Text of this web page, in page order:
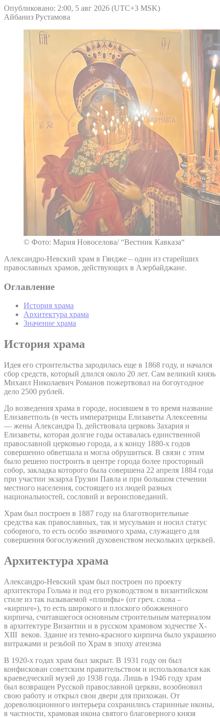
Опубликовано: 2:00, 5 авг 2026 (UTC+3 MSK)
Айбаниз Рустамова
© Фото: Мария Новоселова/ “Вестник Кавказа“
Александро-Невский храм в Гяндже – один из старейших
православных храмов, действующих в Азербайджане.
Оглавление
История храма
Архитектура храма
Значение храма
История храма
Идея его строительства зародилась еще в 1868 году, и начался
сбор средств, который длился около 20 лет. Сам великий князь
Михаил Николаевич Романов пожертвовал на богоугодное
дело 2500 рублей.
До возведения храма в городе, носившем в то время название
Елизаветполь (в честь императрицы Елизаветы Алексеевны
— жены Александра I), действовала церковь Захария и
Елизаветы, которая долгие годы оставалась единственной
православной церковью города, а к концу 1880-х годов
совершенно обветшала и могла обрушиться. В связи с этим
было решено построить в центре города более просторный
собор, закладка которого была совершена 22 апреля 1884 года
при участии экзарха Грузии Павла и при большом стечении
местного населения, состоящего из людей разных
национальностей, сословий и вероисповеданий.
Храм был построен в 1887 году на благотворительные
средства как православных, так и мусульман и носил статус
соборного, то есть особо значимого храма, служащего для
совершения богослужений духовенством нескольких церквей.
Архитектура храма
Александро-Невский храм был построен по проекту
архитектора Гольма и под его руководством в византийском
стиле из так называемой «плинфы» (от греч. слова –
«кирпич»), то есть широкого и плоского обожженного
кирпича, считавшегося основным строительным материалом
в архитектуре Византии и в русском храмовом зодчестве X-
XIII веков. Здание из темно-красного кирпича было украшено
витражами и резьбой по Храм в эпоху атеизма
В 1920-х годах храм был закрыт. В 1931 году он был
конфискован советским правительством и использовался как
краеведческий музей до 1938 года. Лишь в 1946 году храм
был возвращен Русской православной церкви, возобновил
свою работу и открыл свои двери для прихожан. От
дореволюционного интерьера сохранились старинные иконы,
в частности, храмовая икона святого благоверного князя